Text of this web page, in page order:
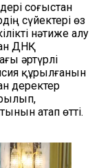
соғыстан
сүйектері өз
нәтиже алу
ДНҚ
әртүрлі
құрылғанын
деректер
атап өтті.